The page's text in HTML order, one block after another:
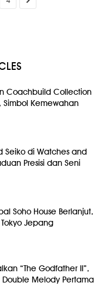
Coachbuild Collection
Simbol Kemewahan
Seiko di Watches and
Presisi dan Seni
Soho House Berlanjut,
Jepang
“The Godfather II”,
Melody Pertama